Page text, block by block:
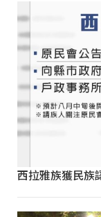
西拉雅族獲民族